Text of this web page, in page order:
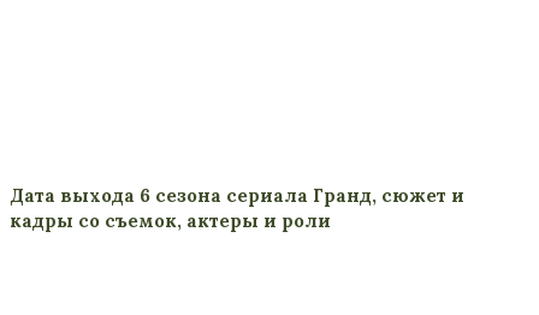
Дата выхода 6 сезона сериала Гранд, сюжет и
кадры со съемок, актеры и роли